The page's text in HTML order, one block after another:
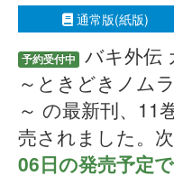
通常版(紙版)
予約受付中
バキ外伝
～ときどきノム
～ の最新刊、11
売されました。
06日の発売予定で